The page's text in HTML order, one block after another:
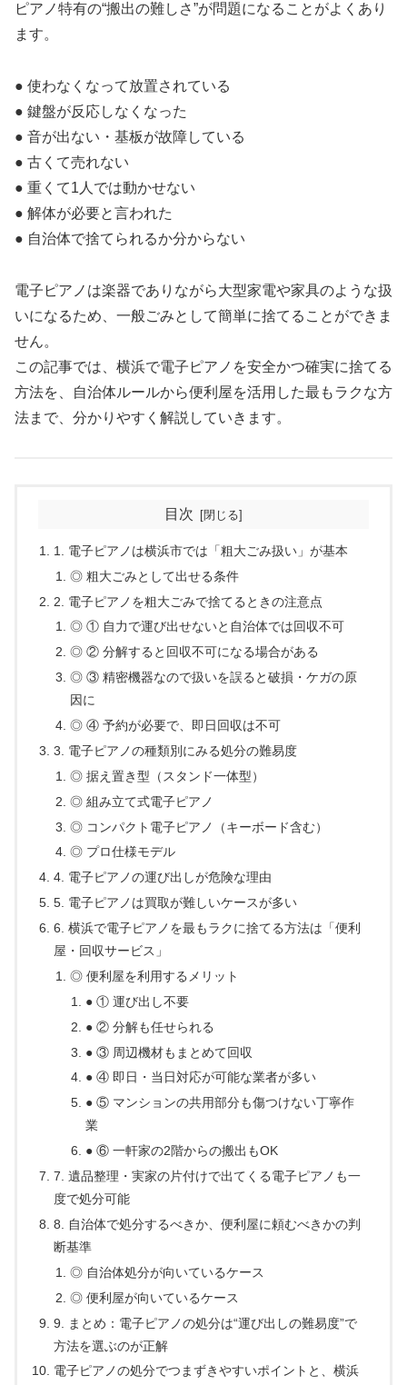
ピアノ特有の“搬出の難しさ”が問題になることがよくあり
ます。
● 使わなくなって放置されている
● 鍵盤が反応しなくなった
● 音が出ない・基板が故障している
● 古くて売れない
● 重くて1人では動かせない
● 解体が必要と言われた
● 自治体で捨てられるか分からない
電子ピアノは楽器でありながら大型家電や家具のような扱
いになるため、一般ごみとして簡単に捨てることができま
せん。
この記事では、横浜で電子ピアノを安全かつ確実に捨てる
方法を、自治体ルールから便利屋を活用した最もラクな方
法まで、分かりやすく解説していきます。
目次
1. 電子ピアノは横浜市では「粗大ごみ扱い」が基本
◎ 粗大ごみとして出せる条件
2. 電子ピアノを粗大ごみで捨てるときの注意点
◎ ① 自力で運び出せないと自治体では回収不可
◎ ② 分解すると回収不可になる場合がある
◎ ③ 精密機器なので扱いを誤ると破損・ケガの原
因に
◎ ④ 予約が必要で、即日回収は不可
3. 電子ピアノの種類別にみる処分の難易度
◎ 据え置き型（スタンド一体型）
◎ 組み立て式電子ピアノ
◎ コンパクト電子ピアノ（キーボード含む）
◎ プロ仕様モデル
4. 電子ピアノの運び出しが危険な理由
5. 電子ピアノは買取が難しいケースが多い
6. 横浜で電子ピアノを最もラクに捨てる方法は「便利
屋・回収サービス」
◎ 便利屋を利用するメリット
● ① 運び出し不要
● ② 分解も任せられる
● ③ 周辺機材もまとめて回収
● ④ 即日・当日対応が可能な業者が多い
● ⑤ マンションの共用部分も傷つけない丁寧作
業
● ⑥ 一軒家の2階からの搬出もOK
7. 遺品整理・実家の片付けで出てくる電子ピアノも一
度で処分可能
8. 自治体で処分するべきか、便利屋に頼むべきかの判
断基準
◎ 自治体処分が向いているケース
◎ 便利屋が向いているケース
9. まとめ：電子ピアノの処分は“運び出しの難易度”で
方法を選ぶのが正解
電子ピアノの処分でつまずきやすいポイントと、横浜